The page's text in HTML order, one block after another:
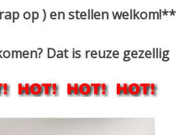
op ) en stellen welkom!**
Dat is reuze gezellig